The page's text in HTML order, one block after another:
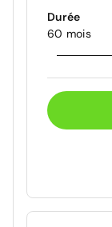
Durée
60 mois